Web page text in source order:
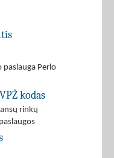
Perlo
kodas
rinkų